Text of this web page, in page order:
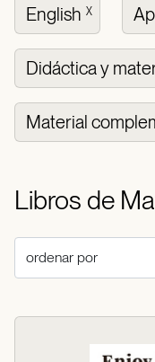
English X
Didáctica y
Material
Libros de